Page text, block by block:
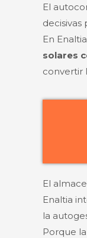
El
decisivas
En
solares
convertir
El
Enaltia
la
Porque